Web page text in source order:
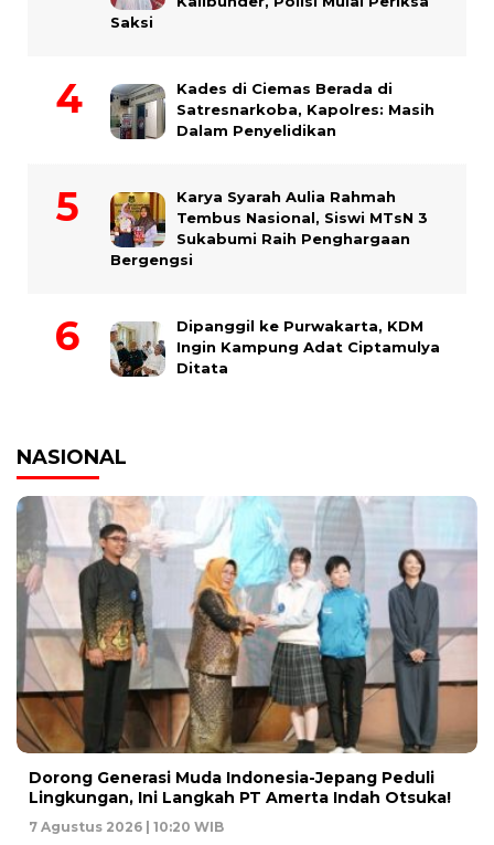
Saksi
Kades di Ciemas Berada di
Satresnarkoba, Kapolres: Masih
Dalam Penyelidikan
Karya Syarah Aulia Rahmah
Tembus Nasional, Siswi MTsN 3
Sukabumi Raih Penghargaan
Bergengsi
Dipanggil ke Purwakarta, KDM
Ingin Kampung Adat Ciptamulya
Ditata
NASIONAL
Dorong Generasi Muda Indonesia-Jepang Peduli
Lingkungan, Ini Langkah PT Amerta Indah Otsuka!
7 Agustus 2026 | 10:20 WIB